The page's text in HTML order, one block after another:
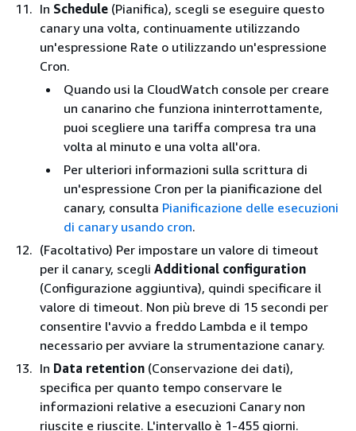
In Schedule (Pianifica), scegli se eseguire questo
canary una volta, continuamente utilizzando
un'espressione Rate o utilizzando un'espressione
Cron.
Quando usi la CloudWatch console per creare
un canarino che funziona ininterrottamente,
puoi scegliere una tariffa compresa tra una
volta al minuto e una volta all'ora.
Per ulteriori informazioni sulla scrittura di
un'espressione Cron per la pianificazione del
canary, consulta Pianificazione delle esecuzioni
di canary usando cron.
(Facoltativo) Per impostare un valore di timeout
per il canary, scegli Additional configuration
(Configurazione aggiuntiva), quindi specificare il
valore di timeout. Non più breve di 15 secondi per
consentire l'avvio a freddo Lambda e il tempo
necessario per avviare la strumentazione canary.
In Data retention (Conservazione dei dati),
specifica per quanto tempo conservare le
informazioni relative a esecuzioni Canary non
riuscite e riuscite. L'intervallo è 1-455 giorni.